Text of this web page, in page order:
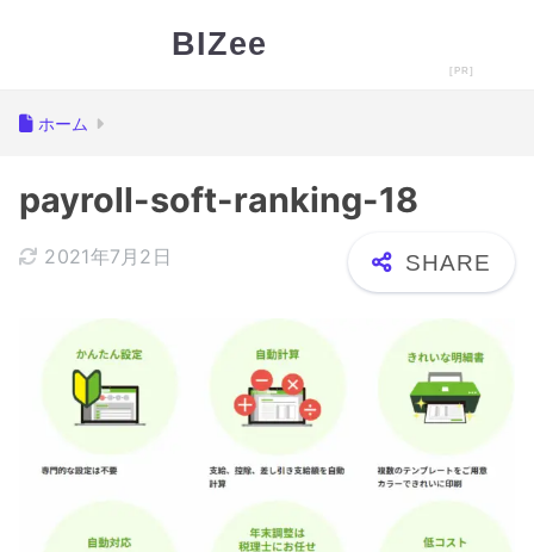
BIZee
ホーム
payroll-soft-ranking-18
2021年7月2日